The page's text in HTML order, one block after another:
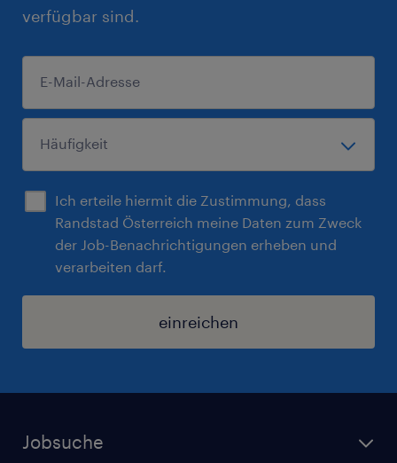
verfügbar sind.
Ich erteile hiermit die Zustimmung, dass
Randstad Österreich meine Daten zum Zweck
der Job-Benachrichtigungen erheben und
verarbeiten darf.
einreichen
Jobsuche